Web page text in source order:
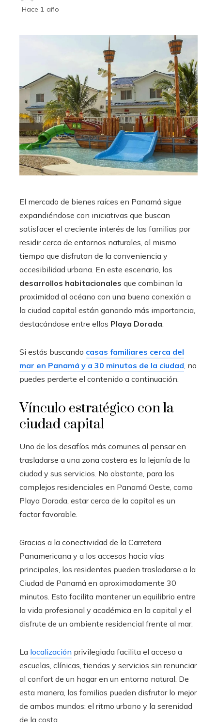
Hace 1 año
El mercado de bienes raíces en Panamá sigue
expandiéndose con iniciativas que buscan
satisfacer el creciente interés de las familias por
residir cerca de entornos naturales, al mismo
tiempo que disfrutan de la conveniencia y
accesibilidad urbana. En este escenario, los
desarrollos habitacionales que combinan la
proximidad al océano con una buena conexión a
la ciudad capital están ganando más importancia,
destacándose entre ellos Playa Dorada.
Si estás buscando casas familiares cerca del
mar en Panamá y a 30 minutos de la ciudad, no
puedes perderte el contenido a continuación.
Vínculo estratégico con la
ciudad capital
Uno de los desafíos más comunes al pensar en
trasladarse a una zona costera es la lejanía de la
ciudad y sus servicios. No obstante, para los
complejos residenciales en Panamá Oeste, como
Playa Dorada, estar cerca de la capital es un
factor favorable.
Gracias a la conectividad de la Carretera
Panamericana y a los accesos hacia vías
principales, los residentes pueden trasladarse a la
Ciudad de Panamá en aproximadamente 30
minutos. Esto facilita mantener un equilibrio entre
la vida profesional y académica en la capital y el
disfrute de un ambiente residencial frente al mar.
La localización privilegiada facilita el acceso a
escuelas, clínicas, tiendas y servicios sin renunciar
al confort de un hogar en un entorno natural. De
esta manera, las familias pueden disfrutar lo mejor
de ambos mundos: el ritmo urbano y la serenidad
de la costa.